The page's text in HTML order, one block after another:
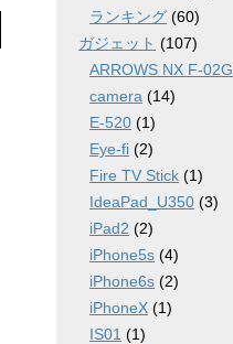
ランキング (60)
ガジェット (107)
ARROWS NX F-02G
camera (14)
E-520 (1)
Eye-fi (2)
Fire TV Stick (1)
IdeaPad_U350 (3)
iPad2 (2)
iPhone5s (4)
iPhone6s (2)
iPhoneX (1)
IS01 (1)